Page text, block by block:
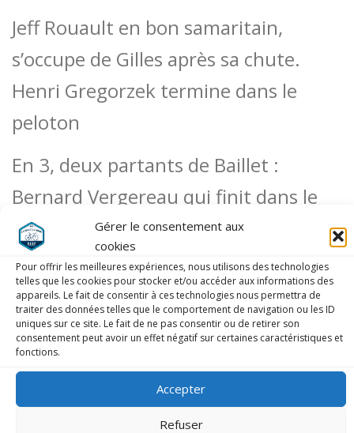
Gérer le consentement aux
cookies
Pour offrir les meilleures expériences, nous utilisons des technologies
telles que les cookies pour stocker et/ou accéder aux informations des
appareils. Le fait de consentir à ces technologies nous permettra de
traiter des données telles que le comportement de navigation ou les ID
uniques sur ce site. Le fait de ne pas consentir ou de retirer son
consentement peut avoir un effet négatif sur certaines caractéristiques et
fonctions.
Accepter
Refuser
Jeff Rouault en bon samaritain,
s’occupe de Gilles après sa chute.
Henri Gregorzek termine dans le
peloton
En 3, deux partants de Baillet :
Bernard Vergereau qui finit dans le
peloton et Pascal Guitton qui fait
14eme.